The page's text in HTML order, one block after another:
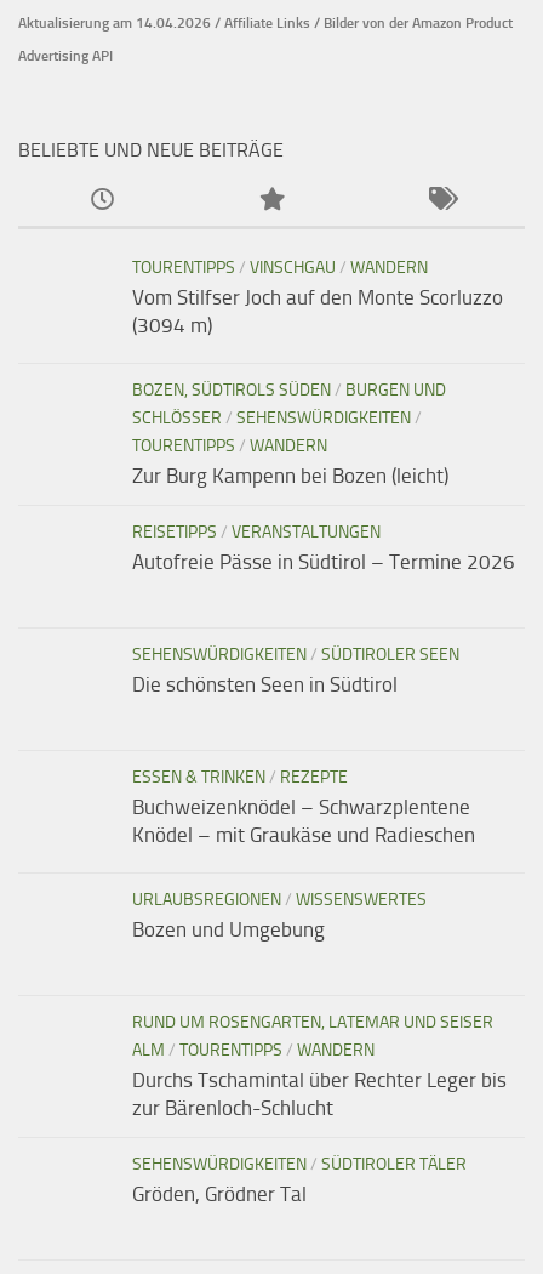
Aktualisierung am 14.04.2026 / Affiliate Links / Bilder von der Amazon Product
Advertising API
BELIEBTE UND NEUE BEITRÄGE
TOURENTIPPS / VINSCHGAU / WANDERN
Vom Stilfser Joch auf den Monte Scorluzzo
(3094 m)
BOZEN, SÜDTIROLS SÜDEN/ BURGEN UND
SCHLÖSSER / SEHENSWÜRDIGKEITEN/
TOURENTIPPS / WANDERN
Zur Burg Kampenn bei Bozen (leicht)
REISETIPPS / VERANSTALTUNGEN
Autofreie Pässe in Südtirol – Termine 2026
SEHENSWÜRDIGKEITEN/ SÜDTIROLER SEEN
Die schönsten Seen in Südtirol
ESSEN & TRINKEN/ REZEPTE
Buchweizenknödel – Schwarzplentene
Knödel – mit Graukäse und Radieschen
URLAUBSREGIONEN/ WISSENSWERTES
Bozen und Umgebung
RUND UM ROSENGARTEN, LATEMAR UND SEISER
ALM / TOURENTIPPS / WANDERN
Durchs Tschamintal über Rechter Leger bis
zur Bärenloch-Schlucht
SEHENSWÜRDIGKEITEN/ SÜDTIROLER TÄLER
Gröden, Grödner Tal